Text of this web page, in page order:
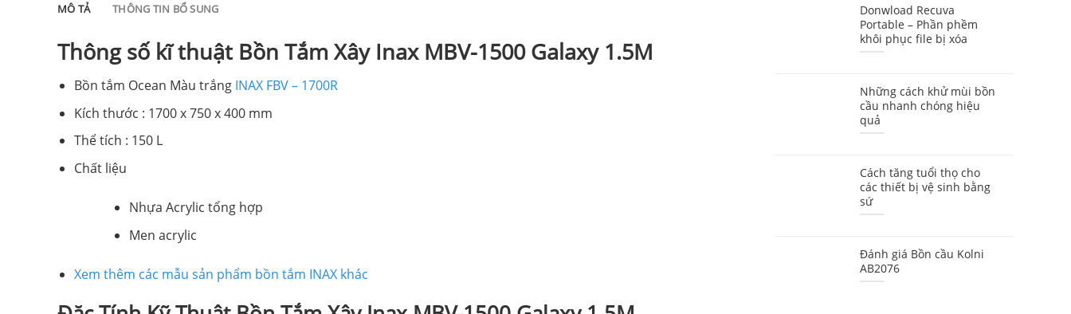
MÔ TẢ THÔNG TIN BỔ SUNG
Thông số kĩ thuật Bồn Tắm Xây Inax MBV-1500 Galaxy 1.5M
Bồn tắm Ocean Màu trắng INAX FBV – 1700R
Kích thước : 1700 x 750 x 400 mm
Thể tích : 150 L
Chất liệu
Nhựa Acrylic tổng hợp
Men acrylic
Xem thêm các mẫu sản phẩm bồn tắm INAX khác
Donwload Recuva
Portable – Phần phềm
khôi phục file bị xóa
Những cách khử mùi bồn
cầu nhanh chóng hiệu
quả
Cách tăng tuổi thọ cho
các thiết bị vệ sinh bằng
sứ
Đánh giá Bồn cầu Kolni
AB2076